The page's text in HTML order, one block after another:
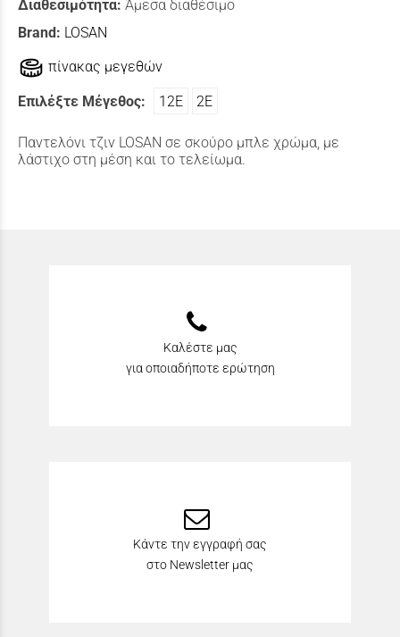
Διαθεσιμότητα: Άμεσα διαθέσιμο
Brand: LOSAN
πίνακας μεγεθών
Επιλέξτε Μέγεθος: 12Ε 2Ε
Παντελόνι τζιν LOSAN σε σκούρο μπλε χρώμα, με
λάστιχο στη μέση και το τελείωμα.
Καλέστε μας
για οποιαδήποτε ερώτηση
Κάντε την εγγραφή σας
στο Newsletter μας